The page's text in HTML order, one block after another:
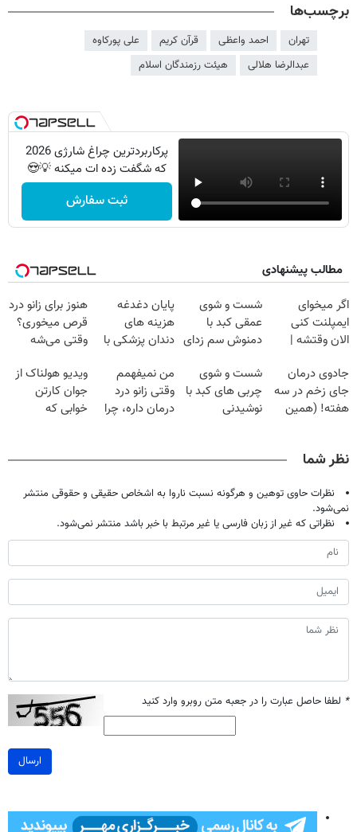
برچسب‌ها
تهران احمد واعظی قرآن کریم
علی پورکاوه
عبدالرضا هلالی
هیئت رزمندگان اسلام
پرکاربردترین چراغ شارژی 2026
که شگفت زده ات میکنه 💡😍
ثبت سفارش
مطالب پیشنهادی
اگر میخوای
ایمپلنت کنی
الان وقتشه |
میلیون تومان!!!
شست و شوی
عمقی کبد با
دمنوش سم زدای
پایان دغدغه
هزینه های
دندان پزشکی با
خانگی
هنوز برای زانو درد
قرص میخوری؟
وقتی می‌شه
درمانش کرد؟؟؟؟
جادوی درمان
جای زخم در سه
هفته! (همین
شست و شوی
چربی های کبد با
نوشیدنی
من نمیفهمم
وقتی زانو درد
درمان داره، چرا
ویدیو هولناک از
جوان کارتن
خوابی که
نظر شما
نظرات حاوی توهین و هرگونه نسبت ناروا به اشخاص حقیقی و حقوقی منتشر
نمی‌شود.
نظراتی که غیر از زبان فارسی یا غیر مرتبط با خبر باشد منتشر نمی‌شود.
* لطفا حاصل عبارت را در جعبه متن روبرو وارد کنید
ارسال